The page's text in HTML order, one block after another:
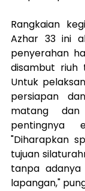
Rangkaian
Azhar 33 ini
penyerahan
disambut riuh
Untuk
persiapan
matang
pentingnya
"Diharapkan
tujuan
tanpa
lapangan,"